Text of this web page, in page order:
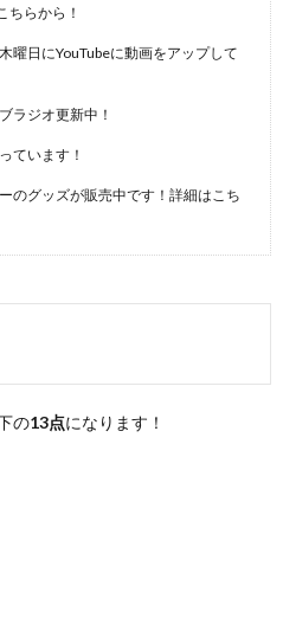
ちらから！
曜日にYouTubeに動画をアップして
ラジオ更新中！
ています！
のグッズが販売中です！詳細はこち
の13点になります！